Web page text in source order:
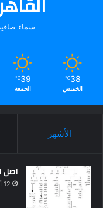
سماء
38
℃
الخميس
39
℃
الجمعة
الأشهر
اصل
12 أكتوبر، 2021